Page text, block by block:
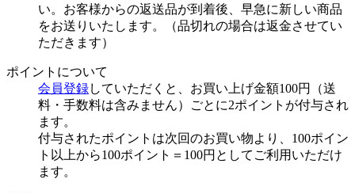
い。お客様からの返送品が到着後、早急に新しい商品
をお送りいたします。（品切れの場合は返金させてい
ただきます）
ポイントについて
会員登録していただくと、お買い上げ金額100円（送
料・手数料は含みません）ごとに2ポイントが付与され
ます。
付与されたポイントは次回のお買い物より、100ポイン
ト以上から100ポイント＝100円としてご利用いただけ
ます。